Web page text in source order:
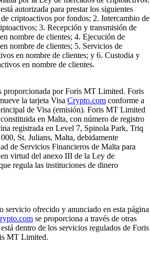
autorizada para prestar los siguientes
criptoactivos por fondos; 2. Intercambio de
3. Recepción y transmisión de
nombre de clientes; 4. Ejecución de
nombre de clientes; 5. Servicios de
en nombre de clientes; y 6. Custodia y
en nombre de clientes.
proporcionada por Foris MT Limited. Foris
la tarjeta Visa Crypto.com conforme a
de Visa (emisión). Foris MT Limited
en Malta, con número de registro
registrada en Level 7, Spinola Park, Triq
St. Julians, Malta, debidamente
de Servicios Financieros de Malta para
virtud del anexo III de la Ley de
regula las instituciones de dinero
servicio ofrecido y anunciado en esta página
se proporciona a través de otras
dentro de los servicios regulados de Foris
MT Limited.